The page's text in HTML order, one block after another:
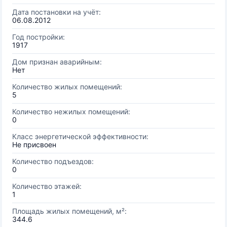
Дата постановки на учёт:
06.08.2012
Год постройки:
1917
Дом признан аварийным:
Нет
Количество жилых помещений:
5
Количество нежилых помещений:
0
Класс энергетической эффективности:
Не присвоен
Количество подъездов:
0
Количество этажей:
1
Площадь жилых помещений, м²:
344.6